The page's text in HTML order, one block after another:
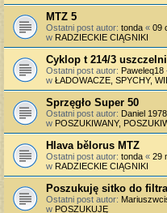
MTZ 5
Ostatni post autor: tonda « 09
w RADZIECKIE CIĄGNIKI
Cyklop t 214/3
Ostatni post autor: Paweleq18
w ŁADOWACZE, SPYCHY,
Sprzęgło Super 50
Ostatni post autor: Daniel 1978
w POSZUKIWANY,
Hlava bělorus MTZ
Ostatni post autor: tonda « 29
w RADZIECKIE CIĄGNIKI
Poszukuję sitko do
Ostatni post autor:
w POSZUKUJĘ